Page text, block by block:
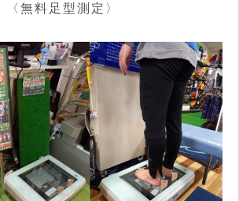
〈無料足型測定〉